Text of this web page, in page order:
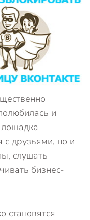
и
с друзьями, но и
слушать
бизнес-
становятся